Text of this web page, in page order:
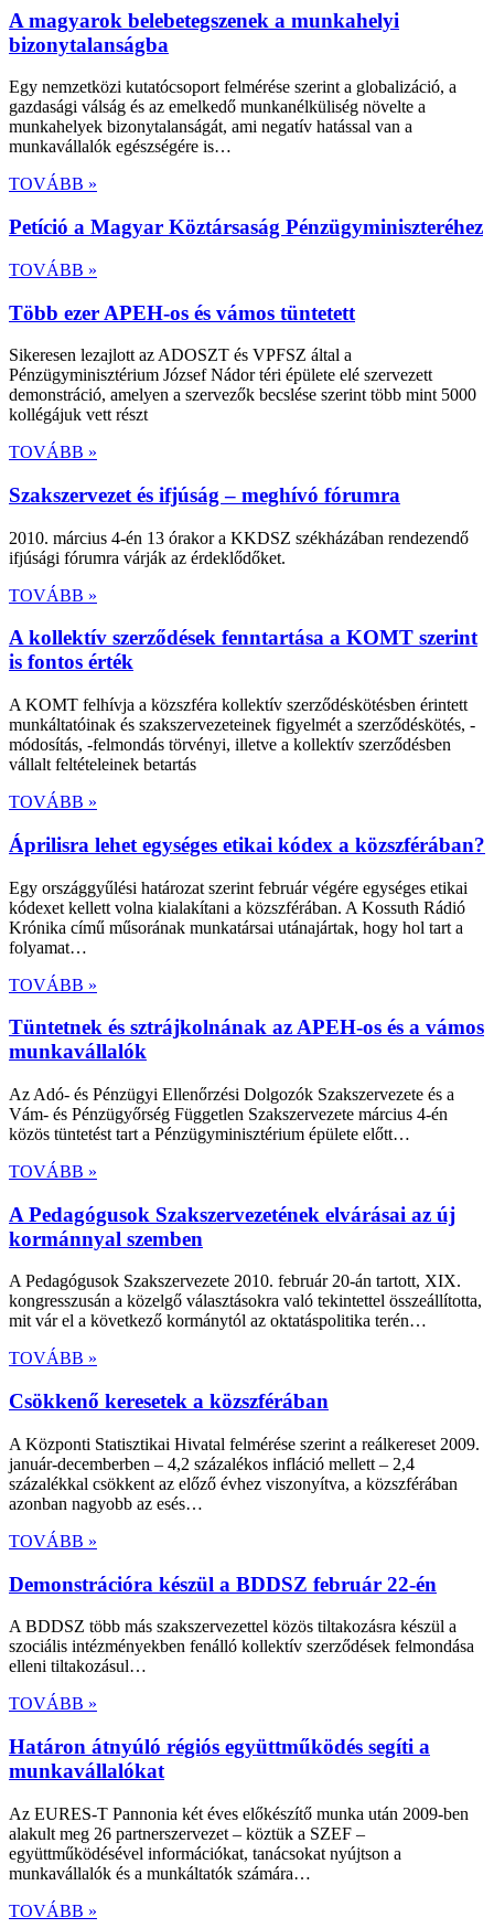
A magyarok belebetegszenek a munkahelyi
bizonytalanságba
Egy nemzetközi kutatócsoport felmérése szerint a globalizáció, a
gazdasági válság és az emelkedő munkanélküliség növelte a
munkahelyek bizonytalanságát, ami negatív hatással van a
munkavállalók egészségére is…
TOVÁBB »
Petíció a Magyar Köztársaság Pénzügyminiszteréhez
TOVÁBB »
Több ezer APEH-os és vámos tüntetett
Sikeresen lezajlott az ADOSZT és VPFSZ által a
Pénzügyminisztérium József Nádor téri épülete elé szervezett
demonstráció, amelyen a szervezők becslése szerint több mint 5000
kollégájuk vett részt
TOVÁBB »
Szakszervezet és ifjúság – meghívó fórumra
2010. március 4-én 13 órakor a KKDSZ székházában rendezendő
ifjúsági fórumra várják az érdeklődőket.
TOVÁBB »
A kollektív szerződések fenntartása a KOMT szerint
is fontos érték
A KOMT felhívja a közszféra kollektív szerződéskötésben érintett
munkáltatóinak és szakszervezeteinek figyelmét a szerződéskötés, -
módosítás, -felmondás törvényi, illetve a kollektív szerződésben
vállalt feltételeinek betartás
TOVÁBB »
Áprilisra lehet egységes etikai kódex a közszférában?
Egy országgyűlési határozat szerint február végére egységes etikai
kódexet kellett volna kialakítani a közszférában. A Kossuth Rádió
Krónika című műsorának munkatársai utánajártak, hogy hol tart a
folyamat…
TOVÁBB »
Tüntetnek és sztrájkolnának az APEH-os és a vámos
munkavállalók
Az Adó- és Pénzügyi Ellenőrzési Dolgozók Szakszervezete és a
Vám- és Pénzügyőrség Független Szakszervezete március 4-én
közös tüntetést tart a Pénzügyminisztérium épülete előtt…
TOVÁBB »
A Pedagógusok Szakszervezetének elvárásai az új
kormánnyal szemben
A Pedagógusok Szakszervezete 2010. február 20-án tartott, XIX.
kongresszusán a közelgő választásokra való tekintettel összeállította,
mit vár el a következő kormánytól az oktatáspolitika terén…
TOVÁBB »
Csökkenő keresetek a közszférában
A Központi Statisztikai Hivatal felmérése szerint a reálkereset 2009.
január-decemberben – 4,2 százalékos infláció mellett – 2,4
százalékkal csökkent az előző évhez viszonyítva, a közszférában
azonban nagyobb az esés…
TOVÁBB »
Demonstrációra készül a BDDSZ február 22-én
A BDDSZ több más szakszervezettel közös tiltakozásra készül a
szociális intézményekben fenálló kollektív szerződések felmondása
elleni tiltakozásul…
TOVÁBB »
Határon átnyúló régiós együttműködés segíti a
munkavállalókat
Az EURES-T Pannonia két éves előkészítő munka után 2009-ben
alakult meg 26 partnerszervezet – köztük a SZEF –
együttműködésével információkat, tanácsokat nyújtson a
munkavállalók és a munkáltatók számára…
TOVÁBB »